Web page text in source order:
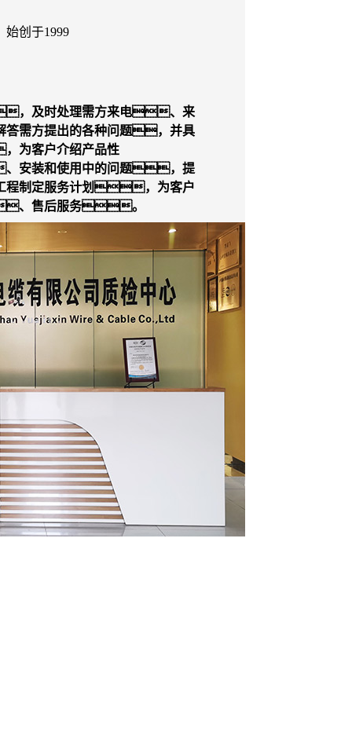
创于1999
，及时处理需方来电、来
需方提出的各种问题，并具
为客户介绍产品性
装和使用中的问题，提
程制定服务计划，为客户
、售后服务。